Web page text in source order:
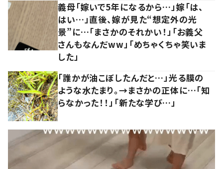
義母「嫁いで5年になるから…」嫁「は、
はい…」直後、嫁が見た“想定外の光
景”に…「まさかのそれかい！」「お義父
さんもなんだww」「めちゃくちゃ笑いま
した」
「誰かが油こぼしたんだと…」光る膜の
ような水たまり。→まさかの正体に…「知
らなかった！！」「新たな学び…」